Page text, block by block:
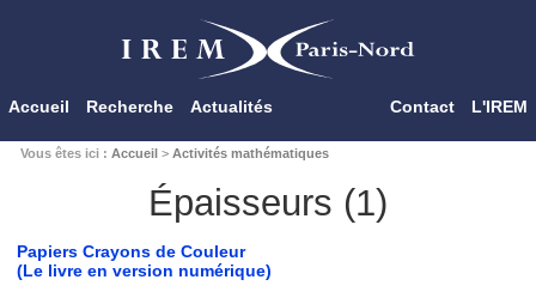
Accueil Recherche Actualités Contact L'IREM
Vous êtes ici : Accueil> Activités mathématiques
Épaisseurs (1)
Papiers Crayons de Couleur
(Le livre en version numérique)